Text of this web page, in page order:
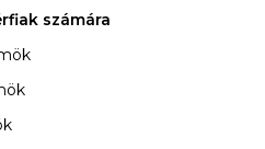
számára